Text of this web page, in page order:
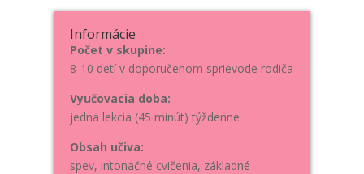
Informácie
Počet v skupine:
8-10 detí v doporučenom sprievode rodiča
Vyučovacia doba:
jedna lekcia (45 minút) týždenne
Obsah učiva:
spev, intonačné cvičenia, základné